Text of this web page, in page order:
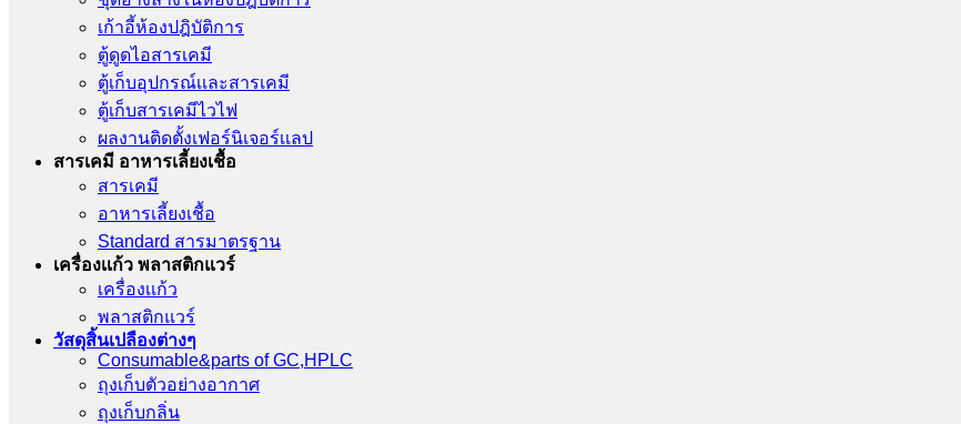
เก้าอี้ห้องปฎิบัติการ
ตู้ดูดไอสารเคมี
ตู้เก็บอุปกรณ์เเละสารเคมี
ตู้เก็บสารเคมีไวไฟ
ผลงานติดตั้งเฟอร์นิเจอร์เเลป
สารเคมี อาหารเลี้ยงเชื้อ
สารเคมี
อาหารเลี้ยงเชื้อ
Standard สารมาตรฐาน
เครื่องเเก้ว พลาสติกแวร์
เครื่องเเก้ว
พลาสติกแวร์
วัสดุสิ้นเปลืองต่างๆ
Consumable&parts of GC,HPLC
ถุงเก็บตัวอย่างอากาศ
ถุงเก็บกลิ่น